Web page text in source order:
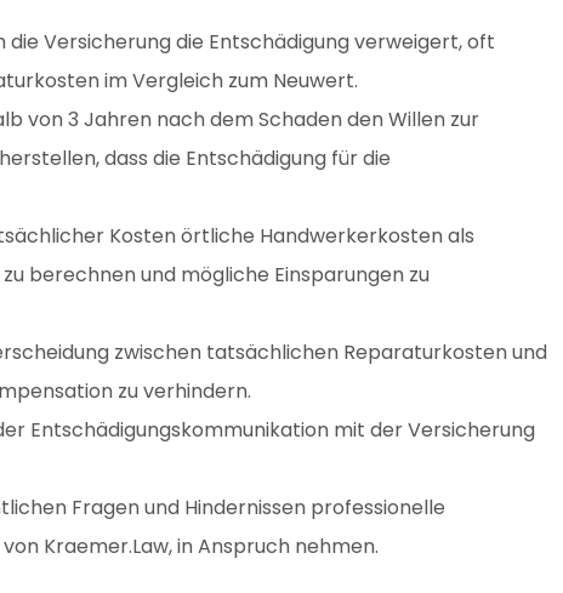
Versicherung die Entschädigung verweigert, oft
im Vergleich zum Neuwert.
von 3 Jahren nach dem Schaden den Willen zur
dass die Entschädigung für die
Kosten örtliche Handwerkerkosten als
berechnen und mögliche Einsparungen zu
zwischen tatsächlichen Reparaturkosten und
zu verhindern.
Entschädigungskommunikation mit der Versicherung
Fragen und Hindernissen professionelle
Kraemer.Law, in Anspruch nehmen.